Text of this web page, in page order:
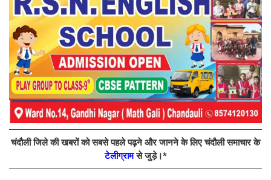
चंदौली जिले की खबरों को सबसे पहले पढ़ने और जानने के लिए चंदौली समाचार के
टेलीग्रामसे जुड़े।*